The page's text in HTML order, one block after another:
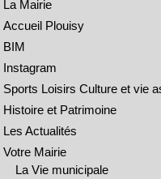
La Mairie
Accueil Plouisy
BIM
Instagram
Sports Loisirs Culture et vie
Histoire et Patrimoine
Les Actualités
Votre Mairie
La Vie municipale